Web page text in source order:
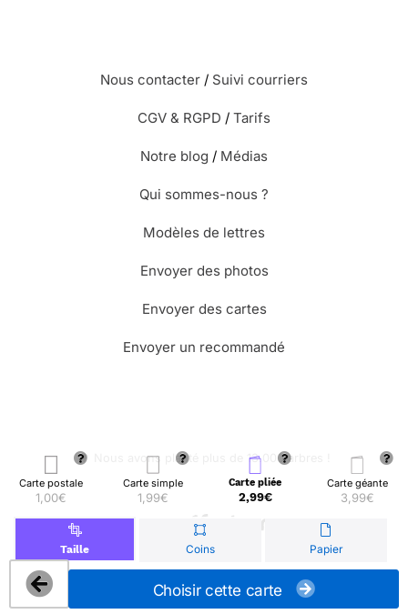
Carte postale
1,00€
Carte simple
1,99€
Carte pliée
2,99€
Carte géante
3,99€
Taille Coins Papier
Choisir cette carte
Nous contacter / Suivi courriers
CGV & RGPD / Tarifs
Notre blog / Médias
Qui sommes-nous ?
Modèles de lettres
Envoyer des photos
Envoyer des cartes
Envoyer un recommandé
🌳 Nous avons planté plus de 13.000 arbres !
© Merci Facteur